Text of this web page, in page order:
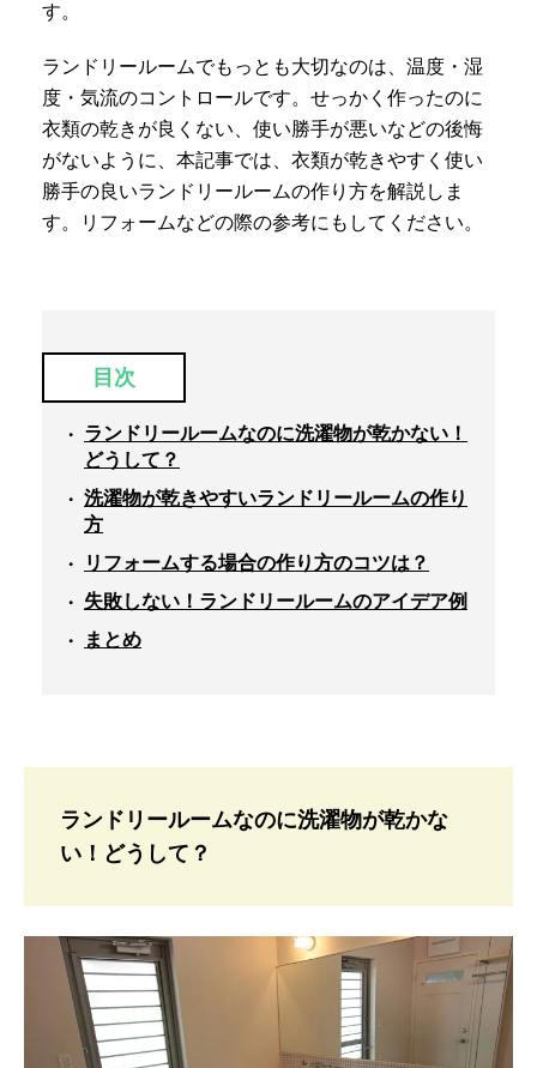
す。
ランドリールームでもっとも大切なのは、温度・湿
度・気流のコントロールです。せっかく作ったのに
衣類の乾きが良くない、使い勝手が悪いなどの後悔
がないように、本記事では、衣類が乾きやすく使い
勝手の良いランドリールームの作り方を解説しま
す。リフォームなどの際の参考にもしてください。
目次
ランドリールームなのに洗濯物が乾かない！
どうして？
洗濯物が乾きやすいランドリールームの作り
方
リフォームする場合の作り方のコツは？
失敗しない！ランドリールームのアイデア例
まとめ
ランドリールームなのに洗濯物が乾かな
い！どうして？